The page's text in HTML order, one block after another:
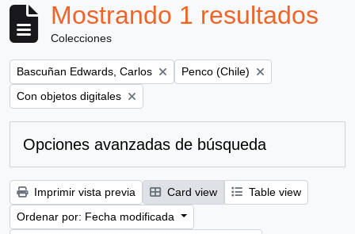
Mostrando 1 resultados
Colecciones
Remove filter:
Bascuñan Edwards, Carlos Remove filter:
Penco (Chile)
Remove filter:
Con objetos digitales
Opciones avanzadas de búsqueda
Imprimir vista previa Card view
Table view
Ordenar por: Fecha modificada